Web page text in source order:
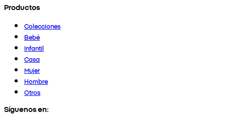
Productos
Colecciones
Bebé
Infantil
Casa
Mujer
Hombre
Otros
Síguenos en: